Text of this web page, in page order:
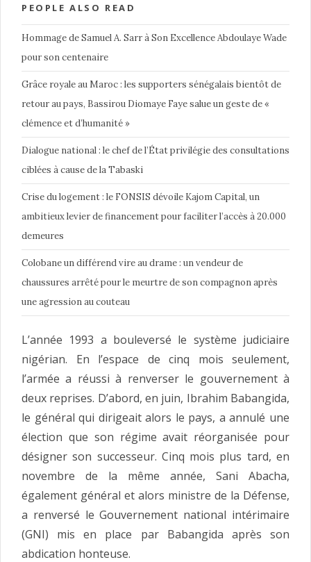
PEOPLE ALSO READ
Hommage de Samuel A. Sarr à Son Excellence Abdoulaye Wade
pour son centenaire
Grâce royale au Maroc : les supporters sénégalais bientôt de
retour au pays, Bassirou Diomaye Faye salue un geste de «
clémence et d’humanité »
Dialogue national : le chef de l’État privilégie des consultations
ciblées à cause de la Tabaski
Crise du logement : le FONSIS dévoile Kajom Capital, un
ambitieux levier de financement pour faciliter l’accès à 20.000
demeures
Colobane un différend vire au drame : un vendeur de
chaussures arrêté pour le meurtre de son compagnon après
une agression au couteau
L’année 1993 a bouleversé le système judiciaire
nigérian. En l’espace de cinq mois seulement,
l’armée a réussi à renverser le gouvernement à
deux reprises. D’abord, en juin, Ibrahim Babangida,
le général qui dirigeait alors le pays, a annulé une
élection que son régime avait réorganisée pour
désigner son successeur. Cinq mois plus tard, en
novembre de la même année, Sani Abacha,
également général et alors ministre de la Défense,
a renversé le Gouvernement national intérimaire
(GNI) mis en place par Babangida après son
abdication honteuse.